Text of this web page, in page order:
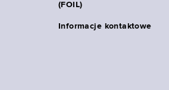
(FOIL)
Informacje kontaktowe